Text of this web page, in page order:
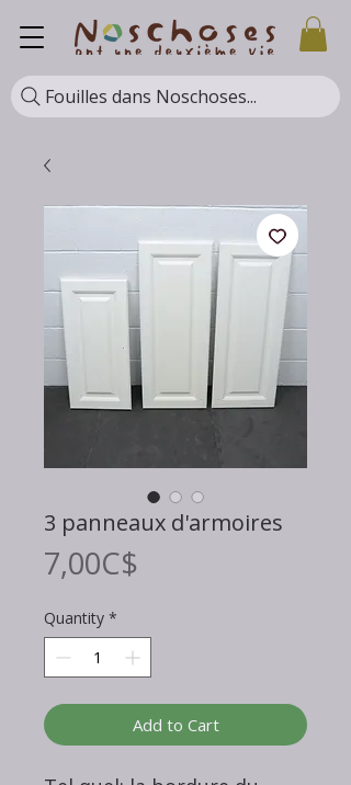
Fouilles dans Noschoses...
3 panneaux d'armoires
7,00C$
Quantity *
Add to Cart